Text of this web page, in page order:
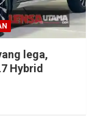
lega,
Hybrid